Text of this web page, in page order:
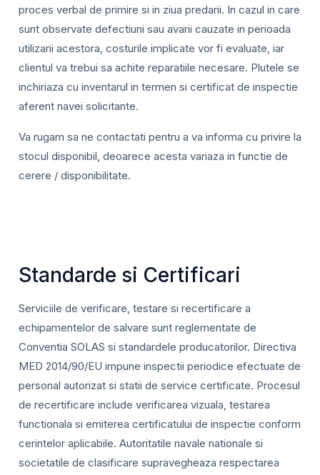
proces verbal de primire si in ziua predarii. In cazul in care
sunt observate defectiuni sau avarii cauzate in perioada
utilizarii acestora, costurile implicate vor fi evaluate, iar
clientul va trebui sa achite reparatiile necesare. Plutele se
inchiriaza cu inventarul in termen si certificat de inspectie
aferent navei solicitante.
Va rugam sa ne contactati pentru a va informa cu privire la
stocul disponibil, deoarece acesta variaza in functie de
cerere / disponibilitate.
Standarde si Certificari
Serviciile de verificare, testare si recertificare a
echipamentelor de salvare sunt reglementate de
Conventia SOLAS si standardele producatorilor. Directiva
MED 2014/90/EU impune inspectii periodice efectuate de
personal autorizat si statii de service certificate. Procesul
de recertificare include verificarea vizuala, testarea
functionala si emiterea certificatului de inspectie conform
cerintelor aplicabile. Autoritatile navale nationale si
societatile de clasificare supravegheaza respectarea